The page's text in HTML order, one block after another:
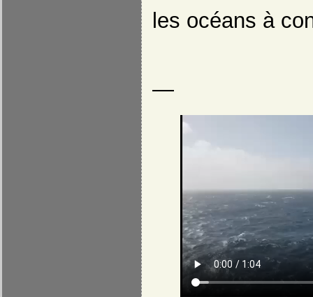
les océans à
—